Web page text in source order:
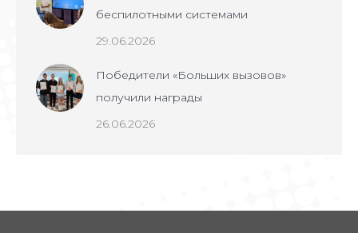
беспилотными системами
29.06.2026
Победители «Больших вызовов»
получили награды
26.06.2026